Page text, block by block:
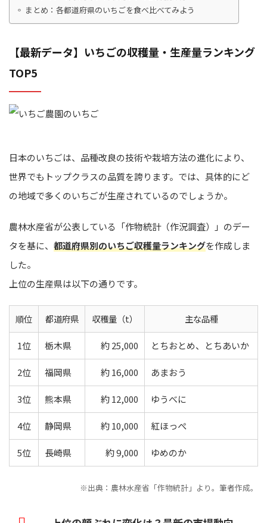
まとめ：各都道府県のいちごを食べ比べてみよう
【最新データ】いちごの収穫量・生産量ランキング
TOP5
日本のいちごは、品種改良の技術や栽培方法の進化により、
世界でもトップクラスの品質を誇ります。では、具体的にど
の地域で多くのいちごが生産されているのでしょうか。
農林水産省が公表している「作物統計（作況調査）」のデー
タを基に、 都道府県別のいちご収穫量ランキングを作成しま
した。
上位の生産県は以下の通りです。
順位 都道府県 収穫量（t） 主な品種
1位 栃木県 約 25,000 とちおとめ、とちあいか
2位 福岡県 約 16,000 あまおう
3位 熊本県 約 12,000 ゆうべに
4位 静岡県 約 10,000 紅ほっぺ
5位 長崎県 約 9,000 ゆめのか
※出典：農林水産省「作物統計」より。筆者作成。